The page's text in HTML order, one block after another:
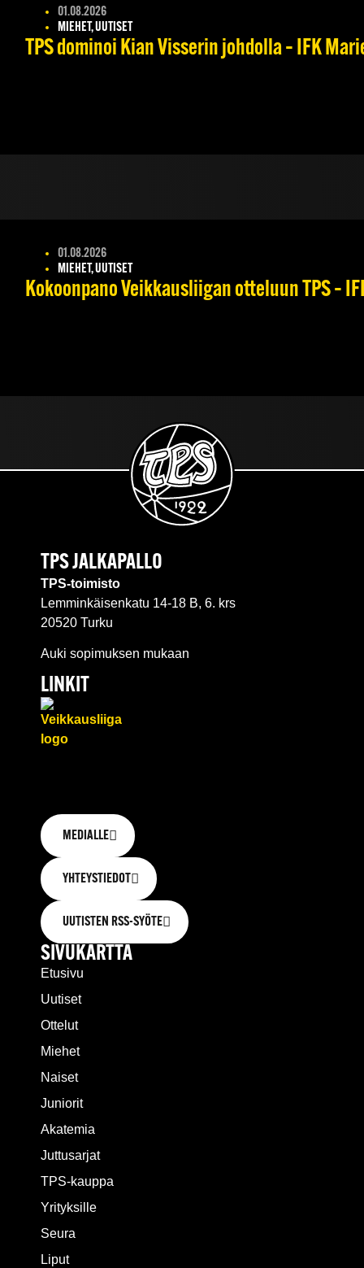
01.08.2026
MIEHET, UUTISET
TPS dominoi Kian Visserin johdolla – IFK
01.08.2026
MIEHET, UUTISET
Kokoonpano Veikkausliigan otteluun TPS –
TPS JALKAPALLO
TPS-toimisto
Lemminkäisenkatu 14-18 B, 6. krs
20520 Turku
Auki sopimuksen mukaan
LINKIT
MEDIALLE
YHTEYSTIEDOT
UUTISTEN RSS-SYÖTE
SIVUKARTTA
Etusivu
Uutiset
Ottelut
Miehet
Naiset
Juniorit
Akatemia
Juttusarjat
TPS-kauppa
Yrityksille
Seura
Liput